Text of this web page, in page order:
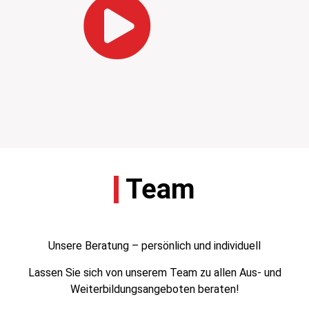
Team
Unsere Beratung – persönlich und individuell
Lassen Sie sich von unserem Team zu allen Aus- und
Weiterbildungsangeboten beraten!